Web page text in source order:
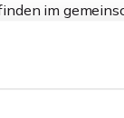
im
bietet sich
ist bereits